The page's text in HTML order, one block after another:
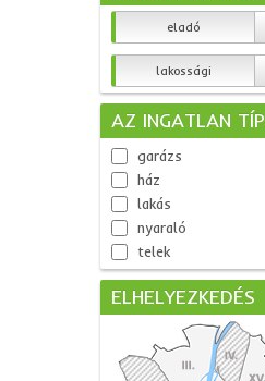
eladó
lakossági
AZ INGATLAN
garázs
ház
lakás
nyaraló
telek
ELHELYEZKEDÉS